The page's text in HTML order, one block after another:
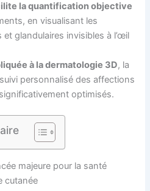
la quantification objective
en visualisant les
glandulaires invisibles à l’œil
à la dermatologie 3D, la
personnalisé des affections
optimisés.
majeure pour la santé
cutanée